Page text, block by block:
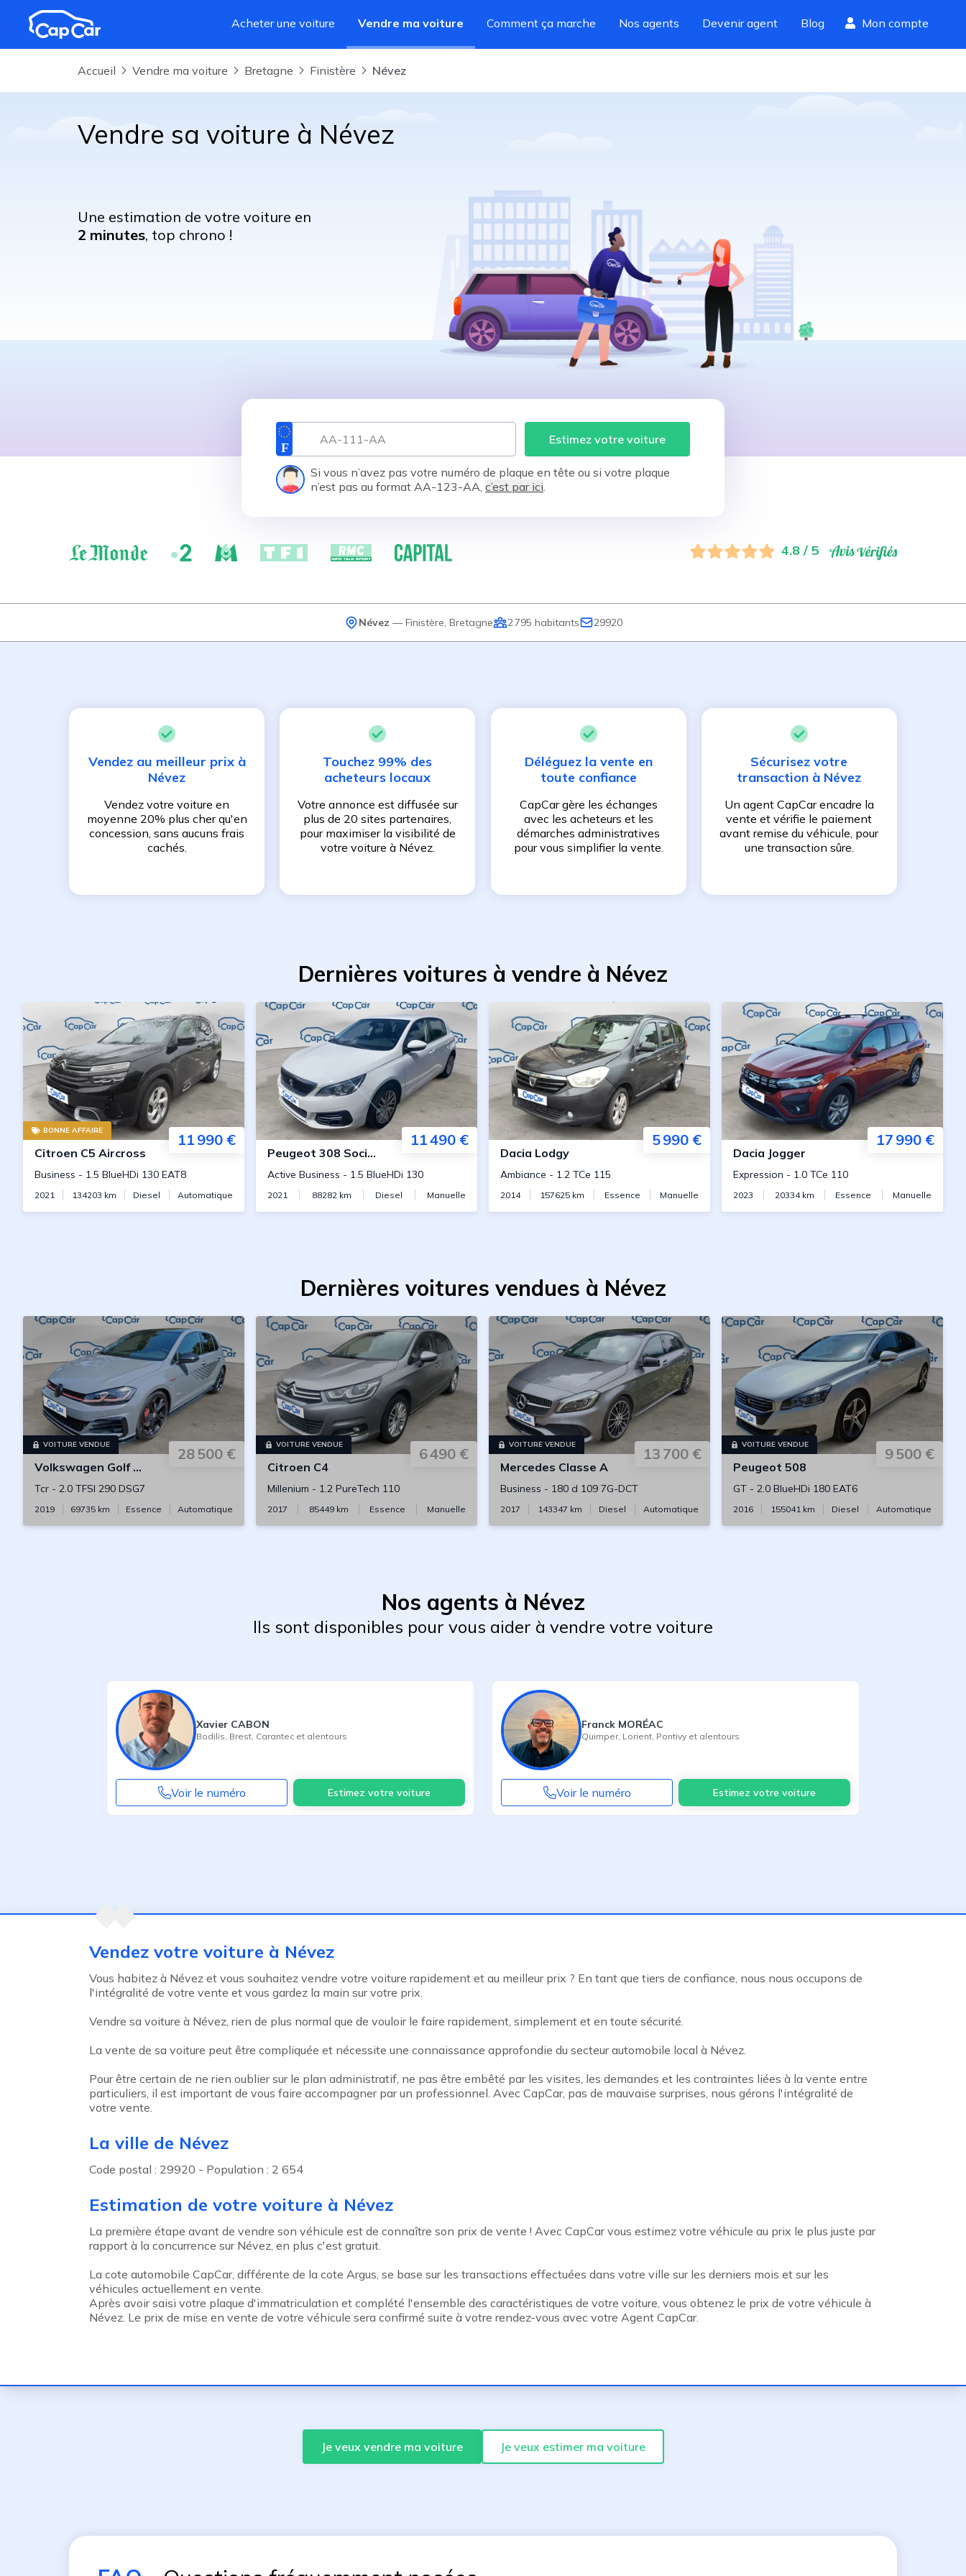
Aller au contenu principal
Acheter une voiture
Vendre ma voiture Comment ça marche Nos agents Devenir agent Blog Mon compte
Accueil Vendre ma voiture Bretagne Finistère Névez
Vendre sa voiture à Névez
Une estimation de votre voiture en
2 minutes, top chrono !
Estimez votre voiture
Si vous n’avez pas votre numéro de plaque en tête ou si votre plaque
n’est pas au format AA-123-AA, c’est par ici.
4.8 / 5
Névez — Finistère Bretagne 2 795 habitants 29920
Vendez au meilleur prix à
Névez
Vendez votre voiture en
moyenne 20% plus cher qu'en
concession, sans aucuns frais
cachés.
Touchez 99% des
acheteurs locaux
Votre annonce est diffusée sur
plus de 20 sites partenaires,
pour maximiser la visibilité de
votre voiture à Névez.
Déléguez la vente en
toute confiance
CapCar gère les échanges
avec les acheteurs et les
démarches administratives
pour vous simplifier la vente.
Sécurisez votre
transaction à Névez
Un agent CapCar encadre la
vente et vérifie le paiement
avant remise du véhicule, pour
une transaction sûre.
Dernières voitures à vendre à Névez
BONNE AFFAIRE
11 990 €
Citroen C5 Aircross
Business - 1.5 BlueHDi 130 EAT8
2021 134203 km Diesel Automatique
11 490 €
Peugeot 308 Societe
Active Business - 1.5 BlueHDi 130
2021 88282km Diesel Manuelle
5 990 €
Dacia Lodgy
Ambiance - 1.2 TCe 115
2014 157625 km Essence Manuelle
17 990 €
Dacia Jogger
Expression - 1.0 TCe 110
2023 20334km Essence Manuelle
Dernières voitures vendues à Névez
VOITURE VENDUE
28 500 €
Volkswagen Golf GTI
Tcr - 2.0 TFSI 290 DSG7
2019 69735 km Essence Automatique
VOITURE VENDUE
6 490 €
Citroen C4
Millenium - 1.2 PureTech 110
2017 85449km Essence Manuelle
VOITURE VENDUE
13 700 €
Mercedes Classe A
Business - 180 d 109 7G-DCT
2017 143347 km Diesel Automatique
VOITURE VENDUE
9 500 €
Peugeot 508
GT - 2.0 BlueHDi 180 EAT6
2016 155041km Diesel Automatique
Nos agents à Névez
Ils sont disponibles pour vous aider à vendre votre voiture
Xavier CABON
Bodilis Brest Carantec et alentours
Voir le numéro Estimez votre voiture
Franck MORÉAC
Quimper, Lorient Pontivy et alentours
Voir le numéro Estimez votre voiture
Agent précédentVendez votre voiture à Névez
Vous habitez à Névez et vous souhaitez vendre votre voiture rapidement et au meilleur prix ? En tant que tiers de confiance, nous nous occupons de
l'intégralité de votre vente et vous gardez la main sur votre prix.
Vendre sa voiture à Névez, rien de plus normal que de vouloir le faire rapidement, simplement et en toute sécurité.
La vente de sa voiture peut être compliquée et nécessite une connaissance approfondie du secteur automobile local à Névez.
Pour être certain de ne rien oublier sur le plan administratif, ne pas être embêté par les visites, les demandes et les contraintes liées à la vente entre
particuliers, il est important de vous faire accompagner par un professionnel. Avec CapCar, pas de mauvaise surprises, nous gérons l'intégralité de
votre vente.
La ville de Névez
Code postal : 29920 - Population : 2 654
Estimation de votre voiture à Névez
La première étape avant de vendre son véhicule est de connaître son prix de vente ! Avec CapCar vous estimez votre véhicule au prix le plus juste par
rapport à la concurrence sur Névez, en plus c'est gratuit.
La cote automobile CapCar, différente de la cote Argus, se base sur les transactions effectuées dans votre ville sur les derniers mois et sur les
véhicules actuellement en vente.
Après avoir saisi votre plaque d'immatriculation et complété l'ensemble des caractéristiques de votre voiture, vous obtenez le prix de votre véhicule à
Névez. Le prix de mise en vente de votre véhicule sera confirmé suite à votre rendez-vous avec votre Agent CapCar.
Je veux vendre ma voiture Je veux estimer ma voiture